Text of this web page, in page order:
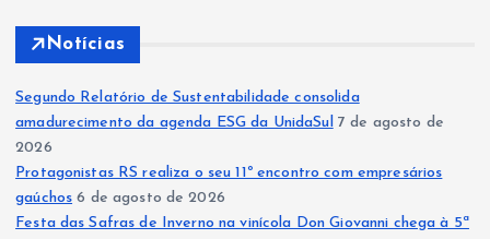
Notícias
Segundo Relatório de Sustentabilidade consolida
amadurecimento da agenda ESG da UnidaSul 7 de agosto de
2026
Protagonistas RS realiza o seu 11º encontro com empresários
gaúchos 6 de agosto de 2026
Festa das Safras de Inverno na vinícola Don Giovanni chega à 5ª